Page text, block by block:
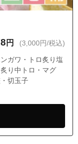
円 (3,000円/税込)
ガワ・トロ炙り塩
り中トロ・マグ
切玉子